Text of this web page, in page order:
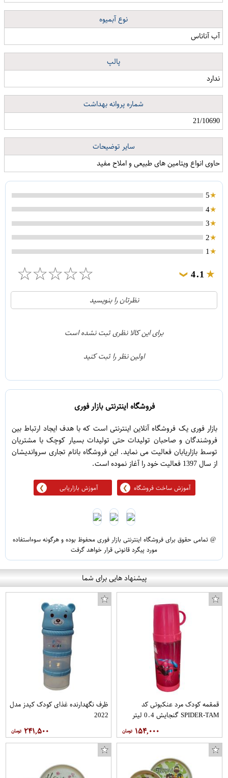
نوع آبمیوه
آب آناناس
پالپ
ندارد
شماره پروانه بهداشت
21/10690
سایر توضیحات
حاوی انواع ویتامین های طبیعی و املاح مفید
5
4
3
2
1
4.1
❯
☆
☆
☆
☆
☆
21
1
نظرتان را بنویسید
برای این کالا نظری ثبت نشده است
اولین نظر را ثبت کنید
فروشگاه اینترنتی بازار فوری
بازار فوری یک فروشگاه آنلاین اینترنتی است که با هدف ایجاد ارتباط بین
فروشندگان و صاحبان تولیدات حتی تولیدات بسیار کوچک با مشتریان
توسط بازاریابان فعالیت می نماید. این فروشگاه بانام تجاری سرواندیشان
از سال 1397 فعالیت خود را آغاز نموده است.
آموزش ساخت فروشگاه آموزش بازاریابی
@ تمامی حقوق برای فروشگاه اینترنتی بازار فوری محفوظ بوده و هرگونه سوءاستفاده
مورد پیگرد قانونی قرار خواهد گرفت
پیشنهاد هایی برای شما
قمقمه کودک مرد عنکبوتی کد
SPIDER-TAM گنجایش 0.4 لیتر
۱۵۴,۰۰۰
ظرف نگهدارنده غذای کودک کیدز مدل
2022
۲۴۱,۵۰۰